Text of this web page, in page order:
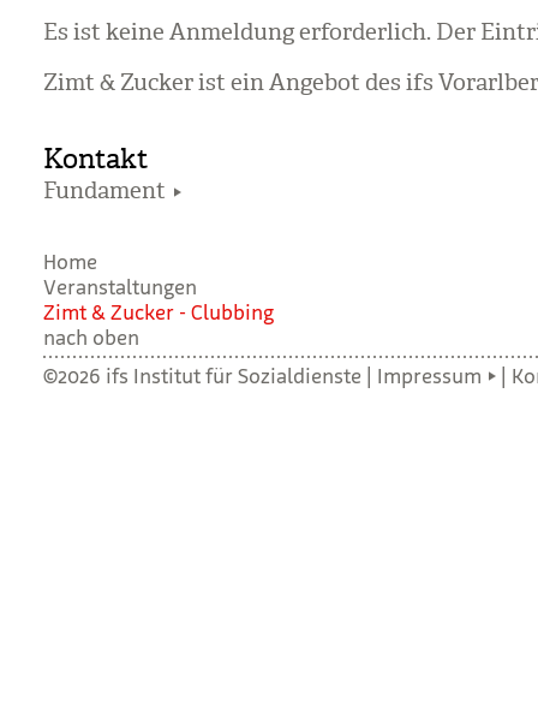
Es ist keine Anmel­dung erfor­der­lich. Der
Zimt & Zucker ist ein Ange­bot des ifs
Kontakt
Fundament
Home
Veranstaltungen
Zimt & Zucker - Club­bing
nach oben
©2026 ifs Institut für Sozialdienste | Impressum